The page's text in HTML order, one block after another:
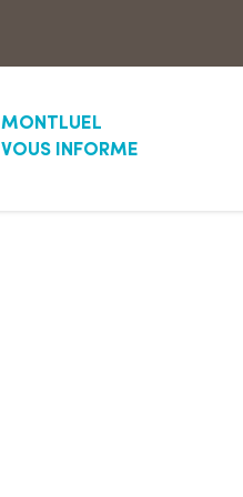
MONTLUEL
VOUS INFORME